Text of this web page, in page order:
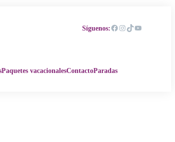
Síguenos:Facebook Instagram TikTok YouTube
Paquetes vacacionalesContactoParadas